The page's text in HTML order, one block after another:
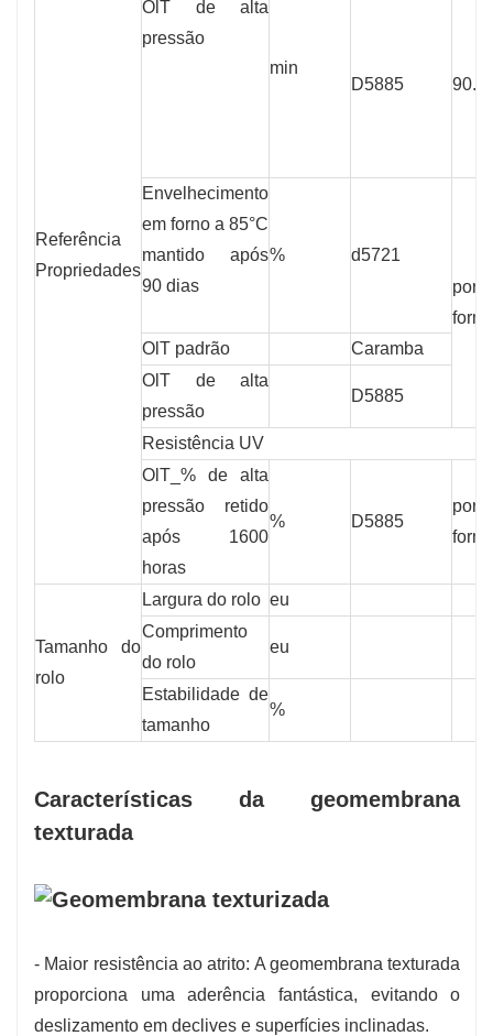
Referência
Propriedades
min
OlT de alta
pressão
D5885
Envelhecimento
em forno a 85°C
mantido após
90 dias
%
d5721
por
OlT padrão
Caramba
OlT de alta
pressão
D5885
Resistência UV
OlT_% de alta
pressão retido
após 1600
horas
% D5885
por
Tamanho do
rolo
Largura do rolo eu
Comprimento
do rolo
eu
Estabilidade de
tamanho
%
Características da geomembrana
texturada
- Maior resistência ao atrito: A geomembrana texturada
proporciona uma aderência fantástica, evitando o
deslizamento em declives e superfícies inclinadas.